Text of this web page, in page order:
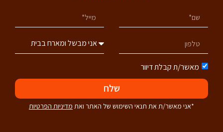
מאשר/ת קבלת דיוור
שלח
*אני מאשר/ת את תנאי השימוש של האתר ואת מדיניות הפרטיות